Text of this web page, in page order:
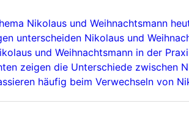
Nikolaus und Weihnachtsmann
unterscheiden Nikolaus und
und Weihnachtsmann in der
zeigen die Unterschiede zwischen
häufig beim Verwechseln von